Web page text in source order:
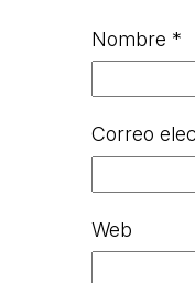
Nombre *
Correo
Web